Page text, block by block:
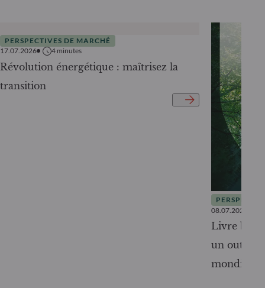
PERSPECTIVES DE MARCHÉ
17.07.2026
4 minutes
Révolution énergétique : maîtrisez la
transition
08.07.2026
Livre
un outil
mondiale